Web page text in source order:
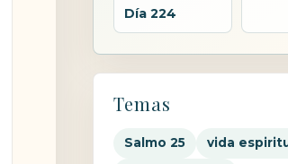
Día 224
Temas
Salmo 25 vida